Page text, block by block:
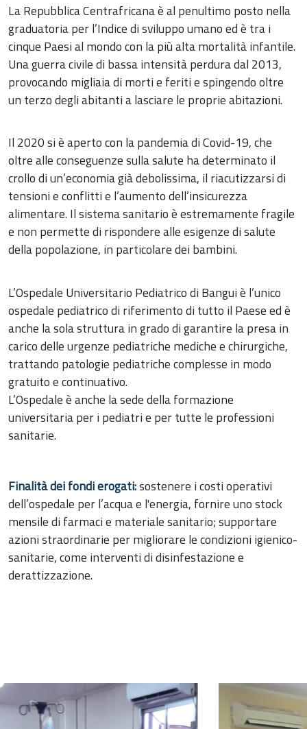
La Repubblica Centrafricana è al penultimo posto nella
graduatoria per l’Indice di sviluppo umano ed è tra i
cinque Paesi al mondo con la più alta mortalità infantile.
Una guerra civile di bassa intensità perdura dal 2013,
provocando migliaia di morti e feriti e spingendo oltre
un terzo degli abitanti a lasciare le proprie abitazioni.
Il 2020 si è aperto con la pandemia di Covid-19, che
oltre alle conseguenze sulla salute ha determinato il
crollo di un’economia già debolissima, il riacutizzarsi di
tensioni e conflitti e l’aumento dell’insicurezza
alimentare. Il sistema sanitario è estremamente fragile
e non permette di rispondere alle esigenze di salute
della popolazione, in particolare dei bambini.
L’Ospedale Universitario Pediatrico di Bangui è l’unico
ospedale pediatrico di riferimento di tutto il Paese ed è
anche la sola struttura in grado di garantire la presa in
carico delle urgenze pediatriche mediche e chirurgiche,
trattando patologie pediatriche complesse in modo
gratuito e continuativo.
L’Ospedale è anche la sede della formazione
universitaria per i pediatri e per tutte le professioni
sanitarie.
Finalità dei fondi erogati:sostenere i costi operativi
dell’ospedale per l’acqua e l'energia, fornire uno stock
mensile di farmaci e materiale sanitario; supportare
azioni straordinarie per migliorare le condizioni igienico-
sanitarie, come interventi di disinfestazione e
derattizzazione.